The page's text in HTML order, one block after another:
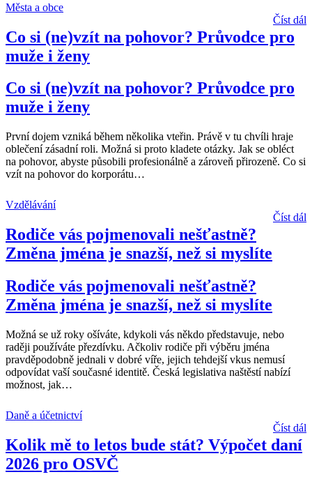
Města a obce
Číst dál
Co si (ne)vzít na pohovor? Průvodce pro
muže i ženy
Co si (ne)vzít na pohovor? Průvodce pro
muže i ženy
První dojem vzniká během několika vteřin. Právě v tu chvíli hraje
oblečení zásadní roli. Možná si proto kladete otázky. Jak se obléct
na pohovor, abyste působili profesionálně a zároveň přirozeně. Co si
vzít na pohovor do korporátu…
Vzdělávání
Číst dál
Rodiče vás pojmenovali nešťastně?
Změna jména je snazší, než si myslíte
Rodiče vás pojmenovali nešťastně?
Změna jména je snazší, než si myslíte
Možná se už roky ošíváte, kdykoli vás někdo představuje, nebo
raději používáte přezdívku. Ačkoliv rodiče při výběru jména
pravděpodobně jednali v dobré víře, jejich tehdejší vkus nemusí
odpovídat vaší současné identitě. Česká legislativa naštěstí nabízí
možnost, jak…
Daně a účetnictví
Číst dál
Kolik mě to letos bude stát? Výpočet daní
2026 pro OSVČ